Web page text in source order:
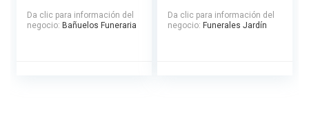
Da clic para información del
negocio: Bañuelos Funeraria
Da clic para información del
negocio: Funerales Jardín